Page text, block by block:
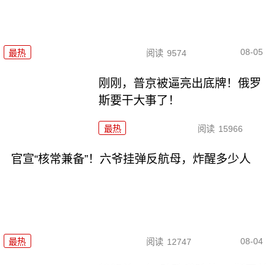
最热 阅读 9574 08-05
刚刚，普京被逼亮出底牌！俄罗
斯要干大事了！
最热 阅读 15966
官宣“核常兼备”！六爷挂弹反航母，炸醒多少人
最热 阅读 12747 08-04